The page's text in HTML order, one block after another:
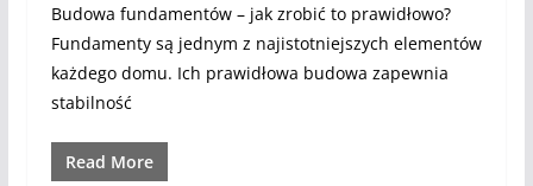
Budowa fundamentów – jak zrobić to prawidłowo?
Fundamenty są jednym z najistotniejszych elementów
każdego domu. Ich prawidłowa budowa zapewnia
stabilność
Read More